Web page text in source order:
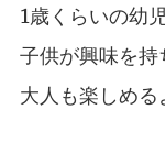
1歳くらいの幼
子供が興味を
大人も楽しめる